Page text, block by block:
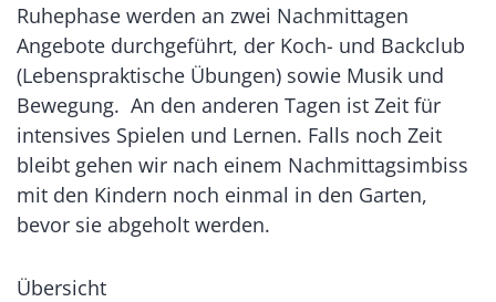
Ruhephase werden an zwei Nachmittagen
Angebote durchgeführt, der Koch- und Backclub
(Lebenspraktische Übungen) sowie Musik und
Bewegung. An den anderen Tagen ist Zeit für
intensives Spielen und Lernen. Falls noch Zeit
bleibt gehen wir nach einem Nachmittagsimbiss
mit den Kindern noch einmal in den Garten,
bevor sie abgeholt werden.
Übersicht